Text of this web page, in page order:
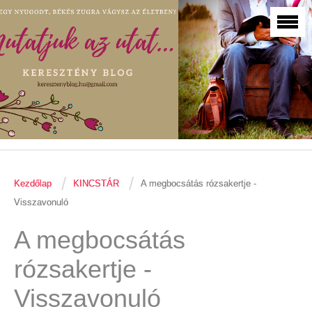
Kezdőlap / KINCSTÁR /
A megbocsátás rózsakertje -
Visszavonuló
A megbocsátás
rózsakertje -
Visszavonuló